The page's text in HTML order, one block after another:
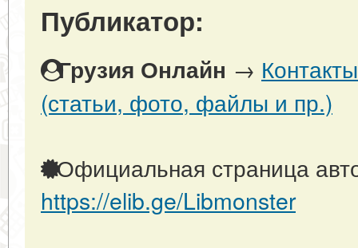
Публикатор:
Грузия Онлайн →
(статьи, фото, файлы и пр.)
Официальная страница
https://elib.ge/Libmonster